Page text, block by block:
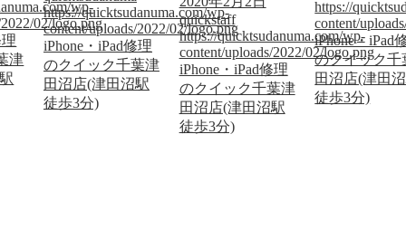
wp-
02/logo.png
津
https://quicktsudanuma.com/wp-
content/uploads/2022/02/logo.png
iPhone・iPad修理
のクイック千葉津
田沼店(津田沼駅
徒歩3分)
quickstaff
https://quicktsudanuma.com/wp-
content/uploads/2022/02/logo.png
iPhone・iPad修理
のクイック千葉津
田沼店(津田沼駅
徒歩3分)
https://
content/
iPhone・iPad
のクイック千
田沼店(津田
徒歩3分)